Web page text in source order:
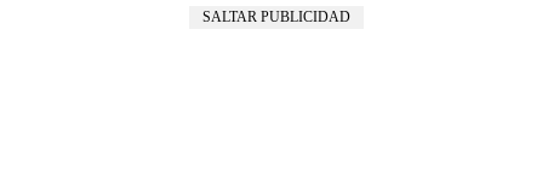
SALTAR PUBLICIDAD